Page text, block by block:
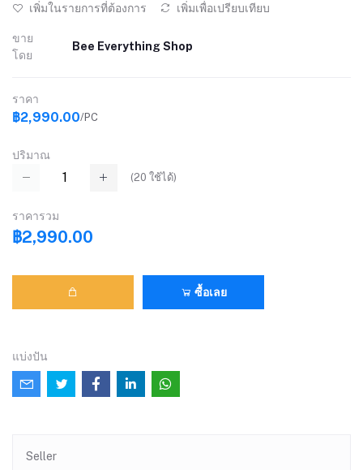
เพิ่มในรายการที่ต้องการ เพิ่มเพื่อเปรียบเทียบ
ขาย
โดย
Bee Everything Shop
ราคา
฿2,990.00/PC
ปริมาณ
(20 ใช้ได้)
ราคารวม
฿2,990.00
ซื้อเลย
แบ่งปัน
Seller